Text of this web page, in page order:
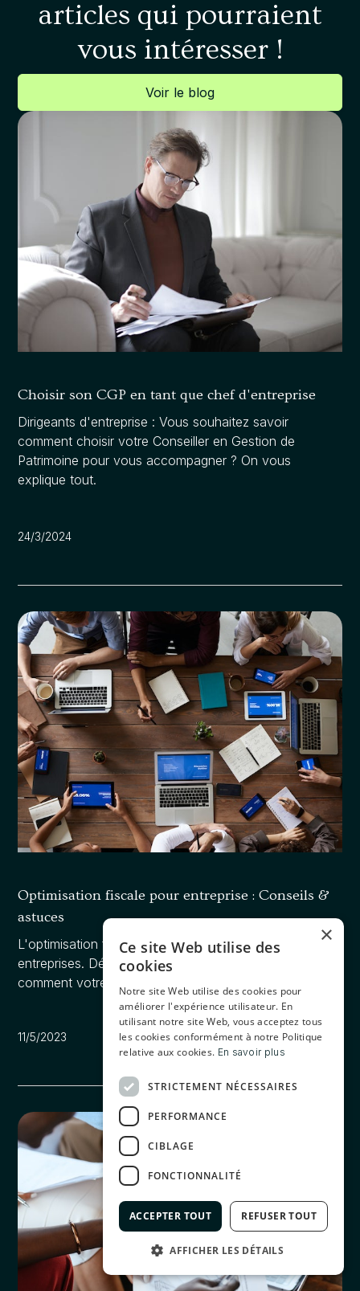
articles qui pourraient
vous intéresser !
Voir le blog
Choisir son CGP en tant que chef d'entreprise
Dirigeants d'entreprise : Vous souhaitez savoir
comment choisir votre Conseiller en Gestion de
Patrimoine pour vous accompagner ? On vous
explique tout.
24/3/2024
Optimisation fiscale pour entreprise : Conseils &
astuces
L'optimisation fiscale est un véritable outil pour les
entreprises. Découvrez en quoi elle consiste et
comment votre société peut en tirer profit.
11/5/2023
×
Ce site Web utilise des
cookies
Notre site Web utilise des cookies pour
améliorer l'expérience utilisateur. En
utilisant notre site Web, vous acceptez tous
les cookies conformément à notre Politique
relative aux cookies. En savoir plus
STRICTEMENT NÉCESSAIRES
PERFORMANCE
CIBLAGE
FONCTIONNALITÉ
ACCEPTER TOUT REFUSER TOUT
AFFICHER LES DÉTAILS